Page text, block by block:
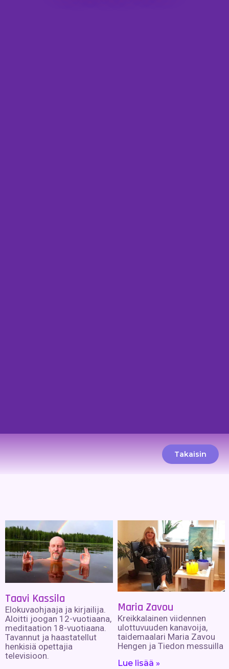
Takaisin
Taavi Kassila
Elokuvaohjaaja ja kirjailija.
Aloitti joogan 12-vuotiaana,
meditaation 18-vuotiaana.
Tavannut ja haastatellut
henkisiä opettajia
televisioon.
Maria Zavou
Kreikkalainen viidennen
ulottuvuuden kanavoija,
taidemaalari Maria Zavou
Hengen ja Tiedon messuilla
Lue lisää »